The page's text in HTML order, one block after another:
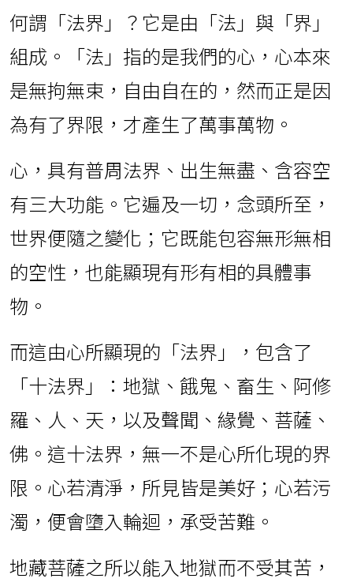
何謂「法界」？它是由「法」與「界」
組成。「法」指的是我們的心，心本來
是無拘無束，自由自在的，然而正是因
為有了界限，才產生了萬事萬物。
心，具有普周法界、出生無盡、含容空
有三大功能。它遍及一切，念頭所至，
世界便隨之變化；它既能包容無形無相
的空性，也能顯現有形有相的具體事
物。
而這由心所顯現的「法界」，包含了
「十法界」：地獄、餓鬼、畜生、阿修
羅、人、天，以及聲聞、緣覺、菩薩、
佛。這十法界，無一不是心所化現的界
限。心若清淨，所見皆是美好；心若污
濁，便會墮入輪迴，承受苦難。
地藏菩薩之所以能入地獄而不受其苦，